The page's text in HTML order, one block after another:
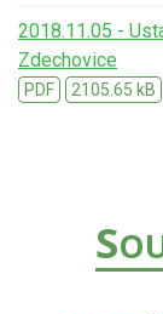
2018.11.05 -
Zdechovice
PDF 2105.65 kB
S